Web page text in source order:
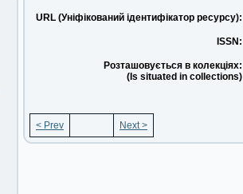
URL (Уніфікований ідентифікатор ресурсу):
ISSN:
Розташовується в колекціях:
(Is situated in collections)
< Prev Next >